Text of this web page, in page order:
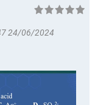
24/06/2024